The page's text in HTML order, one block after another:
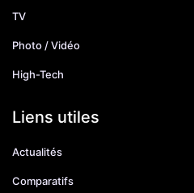
TV
Photo / Vidéo
High-Tech
Liens utiles
Actualités
Comparatifs